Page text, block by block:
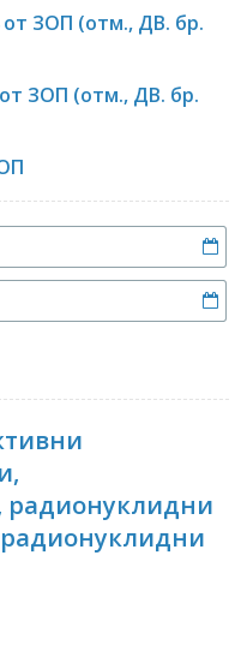
от ЗОП (отм., ДВ. бр.
ЗОП (отм., ДВ. бр.
радионуклидни